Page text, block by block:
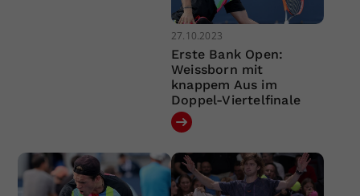
27.10.2023
Erste Bank Open:
Weissborn mit
knappem Aus im
Doppel-Viertelfinale